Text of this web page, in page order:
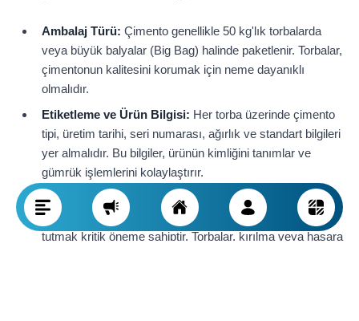
Ambalaj Türü: Çimento genellikle 50 kg'lık torbalarda
veya büyük balyalar (Big Bag) halinde paketlenir. Torbalar,
çimentonun kalitesini korumak için neme dayanıklı
olmalıdır.
Etiketleme ve Ürün Bilgisi: Her torba üzerinde çimento
tipi, üretim tarihi, seri numarası, ağırlık ve standart bilgileri
yer almalıdır. Bu bilgiler, ürünün kimliğini tanımlar ve
gümrük işlemlerini kolaylaştırır.
Taşımacılık:
Çimento kamyon, tren veya gemiyle
taşınabilir. Ürünü taşıma sırasında kuru ve nemden uzak
tutmak kritik öneme sahiptir. Torbalar, kırılma veya hasara